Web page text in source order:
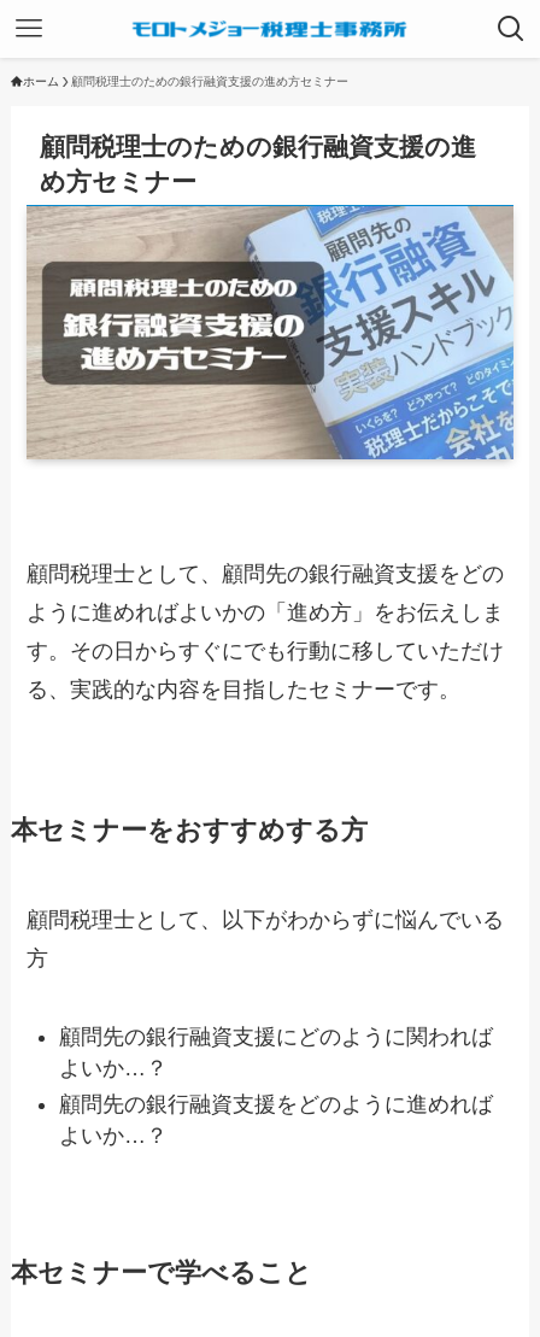
ホーム 顧問税理士のための銀行融資支援の進め方セミナー
顧問税理士のための銀行融資支援の進
め方セミナー
顧問税理士として、顧問先の銀行融資支援をどの
ように進めればよいかの「進め方」をお伝えしま
す。その日からすぐにでも行動に移していただけ
る、実践的な内容を目指したセミナーです。
本セミナーをおすすめする方
顧問税理士として、以下がわからずに悩んでいる
方
顧問先の銀行融資支援にどのように関われば
よいか…？
顧問先の銀行融資支援をどのように進めれば
よいか…？
本セミナーで学べること